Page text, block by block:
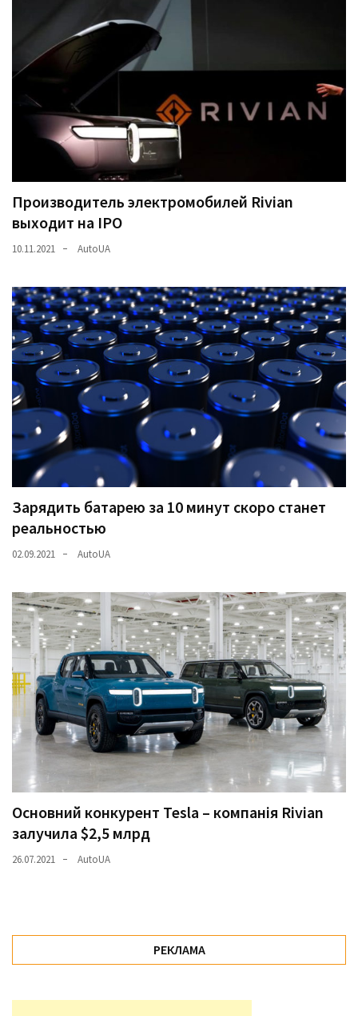
Производитель электромобилей Rivian
выходит на IPO
10.11.2021 AutoUA
Зарядить батарею за 10 минут скоро станет
реальностью
02.09.2021 AutoUA
Основний конкурент Tesla – компанія Rivian
залучила $2,5 млрд
26.07.2021 AutoUA
РЕКЛАМА